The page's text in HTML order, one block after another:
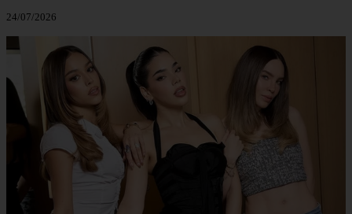
24/07/2026